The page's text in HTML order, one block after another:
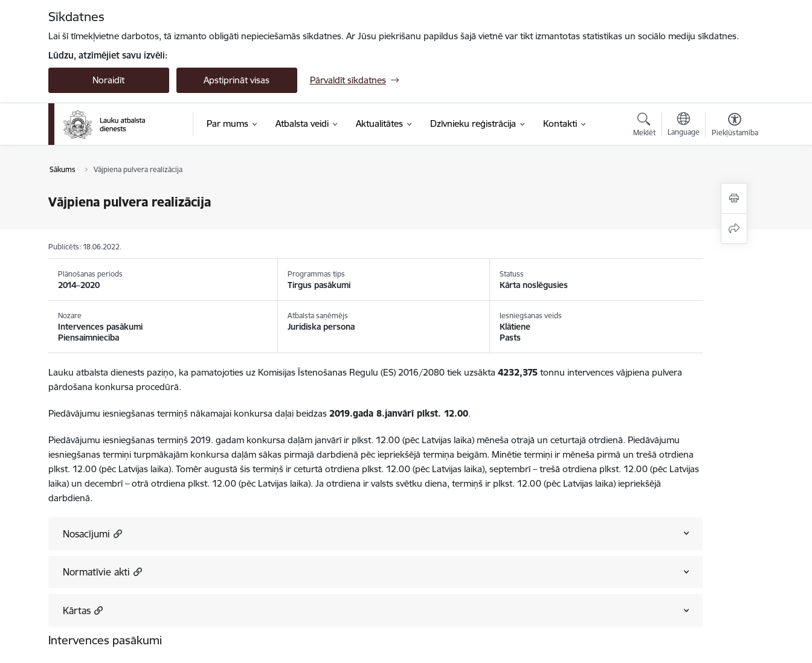
Sīkdatnes
Lai šī tīmekļvietne darbotos, tā izmanto obligāti nepieciešamās sīkdatnes. Ar Jūsu piekrišanu papildus šajā vietnē var tikt izmantotas statistikas un sociālo mediju sīkdatnes.
Lūdzu, atzīmējiet savu izvēli:
Noraidīt Apstiprināt visas Pārvaldīt sīkdatnes
Par mums Atbalsta veidi Aktualitātes Dzīvnieku reģistrācija Kontakti
Meklēt Language Piekļūstamība
Sākums Vājpiena pulvera realizācija
Vājpiena pulvera realizācija
Publicēts: 18.06.2022.
Plānošanas periods
2014–2020
Programmas tips
Tirgus pasākumi
Statuss
Kārta noslēgusies
Nozare
Intervences pasākumi
Piensaimniecība
Atbalsta saņēmējs
Juridiska persona
Iesniegšanas veids
Klātiene
Pasts
Lauku atbalsta dienests paziņo, ka pamatojoties uz Komisijas Īstenošanas Regulu (ES) 2016/2080 tiek uzsākta 4232,375tonnu intervences vājpiena pulvera
pārdošana konkursa procedūrā.
Piedāvājumu iesniegšanas termiņš nākamajai konkursa daļai beidzas 2019.gada 8.janvārī plkst. 12.00.
Piedāvājumu iesniegšanas termiņš 2019. gadam konkursa daļām janvārī ir plkst. 12.00 (pēc Latvijas laika) mēneša otrajā un ceturtajā otrdienā. Piedāvājumu
iesniegšanas termiņi turpmākajām konkursa daļām sākas pirmajā darbdienā pēc iepriekšējā termiņa beigām. Minētie termiņi ir mēneša pirmā un trešā otrdiena
plkst. 12.00 (pēc Latvijas laika). Tomēr augustā šis termiņš ir ceturtā otrdiena plkst. 12.00 (pēc Latvijas laika), septembrī – trešā otrdiena plkst. 12.00 (pēc Latvijas
laika) un decembrī – otrā otrdiena plkst. 12.00 (pēc Latvijas laika). Ja otrdiena ir valsts svētku diena, termiņš ir plkst. 12.00 (pēc Latvijas laika) iepriekšējā
darbdienā.
Nosacījumi
Normatīvie akti
Kārtas
Intervences pasākumi